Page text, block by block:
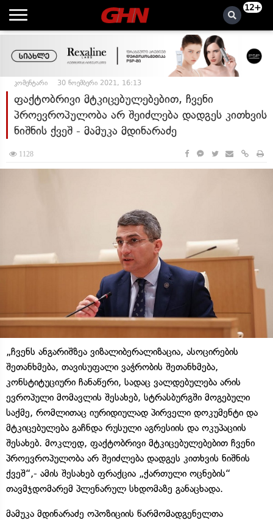
12+
კომენტარი 30 ნოემბერი 2021, 16:13
ფაქტობრივი მტკიცებულებებით, ჩვენი
პროევროპულობა არ შეიძლება დადგეს კითხვის
ნიშნის ქვეშ - მამუკა მდინარაძე
1128
„ჩვენს ანგარიშზეა ვიზალიბერალიზაცია, ასოცირების
შეთანხმება, თავისუფალი ვაჭრობის შეთანხმება,
კონსტიტუციური ჩანაწერი, სადაც ვალდებულება არის
ევროპული მომავლის შესახებ, სტრასბურგში მოგებული
საქმე, რომლითაც იურიდიულად პირველი დოკუმენტი და
მტკიცებულება გაჩნდა რუსული აგრესიის და ოკუპაციის
შესახებ. მოკლედ, ფაქტობრივი მტკიცებულებებით ჩვენი
პროევროპულობა არ შეიძლება დადგეს კითხვის ნიშნის
ქვეშ“,- ამის შესახებ ფრაქცია „ქართული ოცნების“
თავმჯდომარემ პლენარულ სხდომაზე განაცხადა.
მამუკა მდინარაძე ოპოზიციის წარმომადგენელთა